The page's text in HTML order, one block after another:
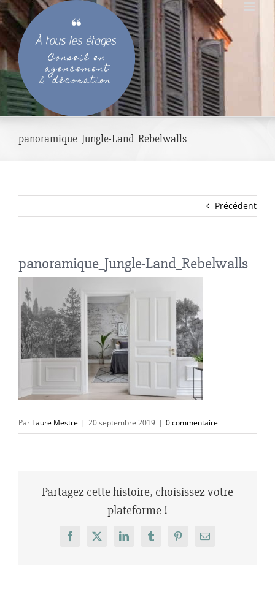
Passer
au
contenu
panoramique_Jungle-Land_Rebelwalls
Précédent
panoramique_Jungle-Land_Rebelwalls
Par Laure Mestre | 20 septembre 2019 | 0 commentaire
Partagez cette histoire, choisissez votre
plateforme !
Facebook
X LinkedInTumblrPinterestEmail